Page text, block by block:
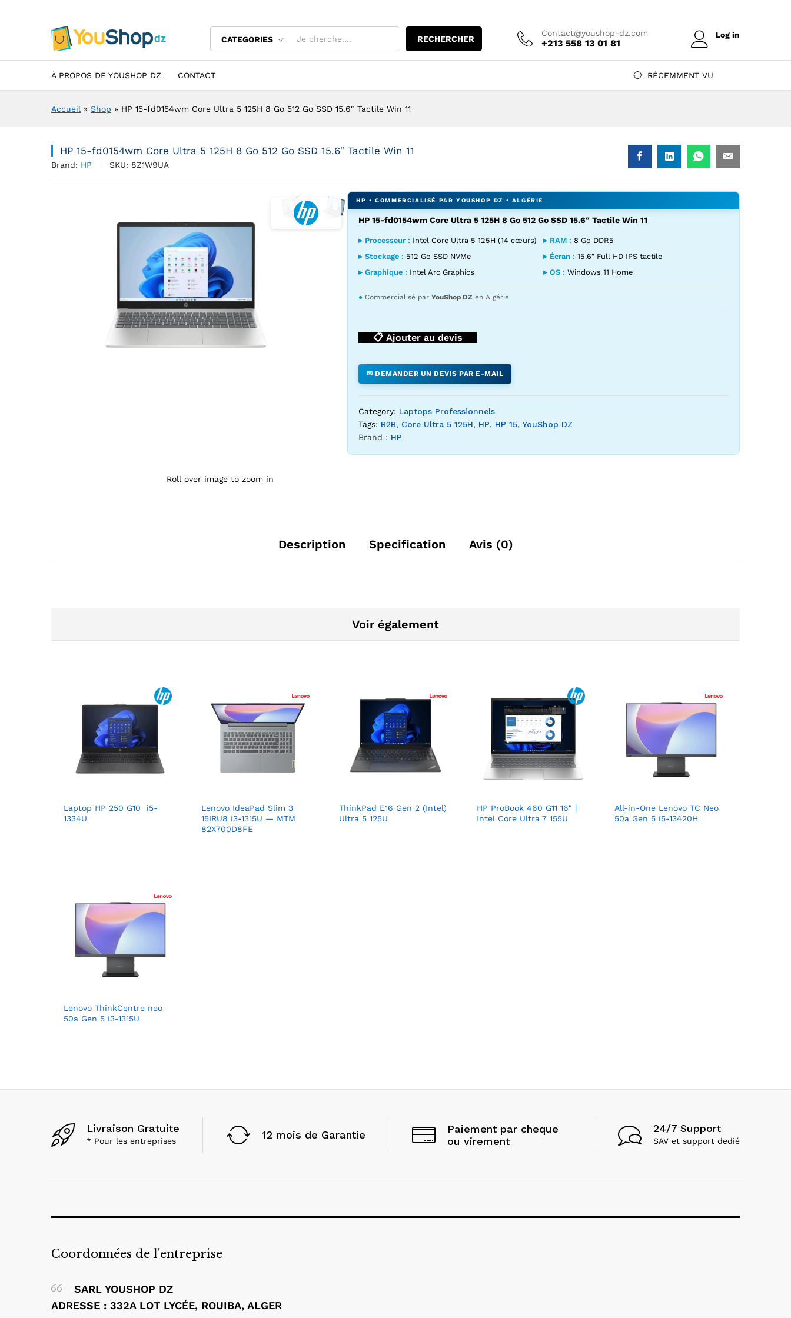
CATEGORIES RECHERCHER
Contact@youshop-dz.com
+213 558 13 01 81
Log in
À PROPOS DE YOUSHOP DZ CONTACT RÉCEMMENT VU
Accueil » Shop » HP 15-fd0154wm Core Ultra 5 125H 8 Go 512 Go SSD 15.6″ Tactile Win 11
HP 15-fd0154wm Core Ultra 5 125H 8 Go 512 Go SSD 15.6″ Tactile Win 11
Brand: HP SKU: 8Z1W9UA
Agrandir l’image : HP 15-fd0154wm Core Ultra 5 125H 8 Go 512 Go SSD 15.6" Tactile Win 11 — YouShop DZ
Roll over image to zoom in
HP 15-fd0154wm Core Ultra 5 125H 8 Go 512 Go SSD 15.6″ Tactile Win 11
▸ Processeur : Intel Core Ultra 5 125H (14 cœurs) ▸ RAM : 8 Go DDR5
▸ Stockage : 512 Go SSD NVMe ▸ Écran : 15.6″ Full HD IPS tactile
▸ Graphique : Intel Arc Graphics ▸ OS : Windows 11 Home
● Commercialisé parYouShop DZ en Algérie
📋 Ajouter au devis
✉ DEMANDER UN DEVIS PAR E-MAIL
Category: Laptops Professionnels
Tags: B2B, Core Ultra 5 125H, HP, HP 15,YouShop DZ
Brand : HP
Description Specification Avis (0)
Voir également
Laptop HP 250 G10 i5-
1334U
Lenovo IdeaPad Slim 3
15IRU8 i3-1315U — MTM
82X700D8FE
ThinkPad E16 Gen 2 (Intel)
Ultra 5 125U
HP ProBook 460 G11 16″ |
Intel Core Ultra 7 155U
All-in-One Lenovo TC Neo
50a Gen 5 i5-13420H
Lenovo ThinkCentre neo
50a Gen 5 i3-1315U
Livraison Gratuite
* Pour les entreprises 12 mois de Garantie
Paiement par cheque
ou virement
24/7 Support
SAV et support dedié
Coordonnées de l'entreprise
SARL YOUSHOP DZ
ADRESSE : 332A LOT LYCÉE, ROUIBA, ALGER